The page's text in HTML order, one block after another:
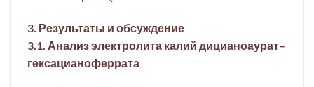
3. Результаты и обсуждение
3.1. Анализ электролита калий дицианоаурат–
гексацианоферрата